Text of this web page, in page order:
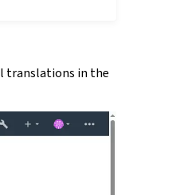
translations in the